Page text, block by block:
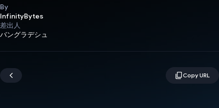
By
InfinityBytes
差出人
バングラデシュ